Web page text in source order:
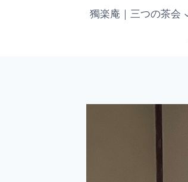
獨楽庵｜三つの茶会